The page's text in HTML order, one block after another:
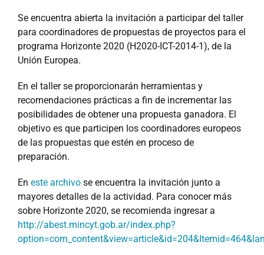
Se encuentra abierta la invitación a participar del taller
para coordinadores de propuestas de proyectos para el
programa Horizonte 2020 (H2020-ICT-2014-1), de la
Unión Europea.
En el taller se proporcionarán herramientas y
recomendaciones prácticas a fin de incrementar las
posibilidades de obtener una propuesta ganadora. El
objetivo es que participen los coordinadores europeos
de las propuestas que estén en proceso de
preparación.
En este archivo se encuentra la invitación junto a
mayores detalles de la actividad. Para conocer más
sobre Horizonte 2020, se recomienda ingresar a
http://abest.mincyt.gob.ar/index.php?